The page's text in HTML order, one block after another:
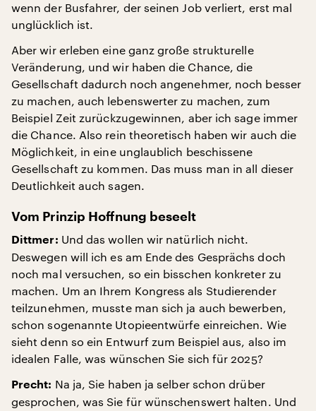
wenn der Busfahrer, der seinen Job verliert, erst mal
unglücklich ist.
Aber wir erleben eine ganz große strukturelle
Veränderung, und wir haben die Chance, die
Gesellschaft dadurch noch angenehmer, noch besser
zu machen, auch lebenswerter zu machen, zum
Beispiel Zeit zurückzugewinnen, aber ich sage immer
die Chance. Also rein theoretisch haben wir auch die
Möglichkeit, in eine unglaublich beschissene
Gesellschaft zu kommen. Das muss man in all dieser
Deutlichkeit auch sagen.
Vom Prinzip Hoffnung beseelt
Dittmer: Und das wollen wir natürlich nicht.
Deswegen will ich es am Ende des Gesprächs doch
noch mal versuchen, so ein bisschen konkreter zu
machen. Um an Ihrem Kongress als Studierender
teilzunehmen, musste man sich ja auch bewerben,
schon sogenannte Utopieentwürfe einreichen. Wie
sieht denn so ein Entwurf zum Beispiel aus, also im
idealen Falle, was wünschen Sie sich für 2025?
Precht: Na ja, Sie haben ja selber schon drüber
gesprochen, was Sie für wünschenswert halten. Und